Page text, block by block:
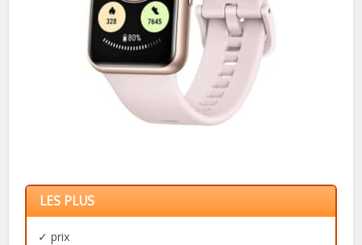
LES PLUS
✓ prix